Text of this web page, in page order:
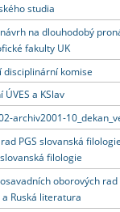
studia
na dlouhodobý
fakulty UK
disciplinární komise
a KSlav
archiv2001-
PGS slovanská
filologie
oborových
Ruská literatura